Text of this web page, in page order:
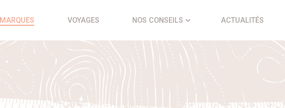
MARQUES VOYAGES NOS CONSEILS ACTUALITÉS